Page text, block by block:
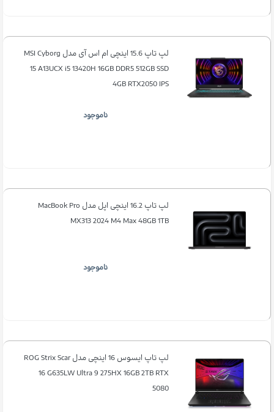
لپ تاپ 15.6 اینچی ام اس آی مدل MSI Cyborg
15 A13UCX i5 13420H 16GB DDR5 512GB SSD
4GB RTX2050 IPS
ناموجود
لپ تاپ 16.2 اینچی اپل مدل MacBook Pro
MX313 2024 M4 Max 48GB 1TB
ناموجود
لپ تاپ ایسوس 16 اینچی مدل ROG Strix Scar
16 G635LW Ultra 9 275HX 16GB 2TB RTX
5080